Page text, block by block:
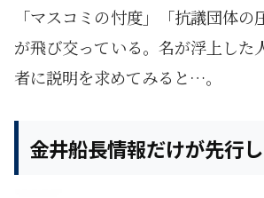
「マスコミの忖度」「抗議団体
が飛び交っている。名が浮上した
者に説明を求めてみると…。
金井船長情報だけが先行